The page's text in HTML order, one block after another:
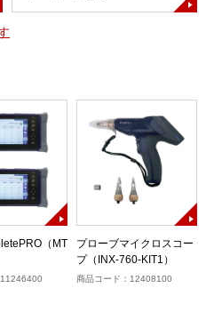
（MT
プローブマイクロスコー
プ（INX-760-KIT1）
商品コード：12408100